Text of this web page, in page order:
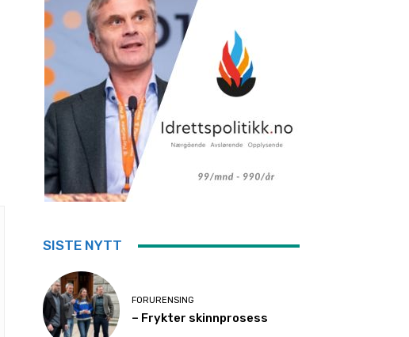
SISTE NYTT
FORURENSING
– Frykter skinnprosess